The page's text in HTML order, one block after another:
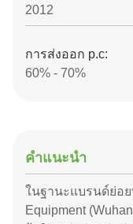
2012
การส่งออก p.c:
60% - 70%
คําแนะนํา
ในฐานะแบรนด์ย่อ
Equipment